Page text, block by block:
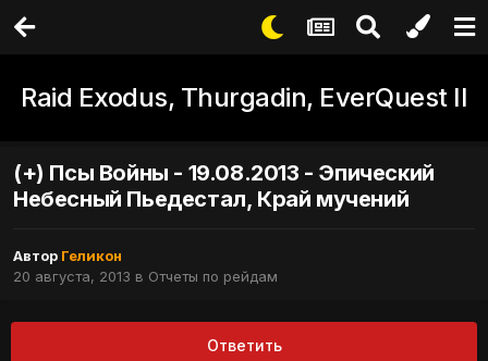
Raid Exodus, Thurgadin, EverQuest II
(+) Псы Войны - 19.08.2013 - Эпический
Небесный Пьедестал, Край мучений
Автор Геликон
20 августа, 2013 в Отчеты по рейдам
Ответить